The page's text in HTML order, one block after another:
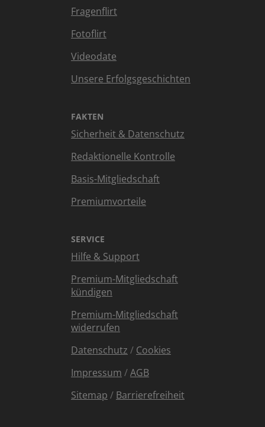
Fragenflirt
Fotoflirt
Videodate
Unsere Erfolgsgeschichten
FAKTEN
Sicherheit & Datenschutz
Redaktionelle Kontrolle
Basis-Mitgliedschaft
Premiumvorteile
SERVICE
Hilfe & Support
Premium-Mitgliedschaft
kündigen
Premium-Mitgliedschaft
widerrufen
Datenschutz / Cookies
Impressum /AGB
Sitemap / Barrierefreiheit